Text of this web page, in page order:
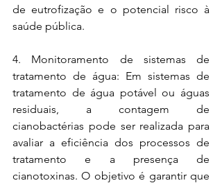
de eutrofização e o potencial risco à
saúde pública.
4. Monitoramento de sistemas de
tratamento de água: Em sistemas de
tratamento de água potável ou águas
residuais, a contagem de
cianobactérias pode ser realizada para
avaliar a eficiência dos processos de
tratamento e a presença de
cianotoxinas. O objetivo é garantir que